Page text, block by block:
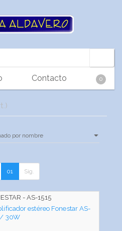
Contacto 0
01 Sig.
- AS-1515
estéreo Fonestar AS-
30W